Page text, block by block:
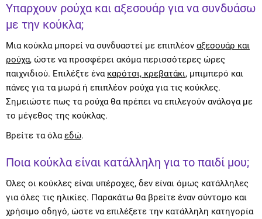
Υπαρχουν ρούχα και αξεσουάρ για να συνδυάσω
με την κούκλα;
Μια κούκλα μπορεί να συνδυαστεί με επιπλέον αξεσουάρ και
ρούχα, ώστε να προσφέρει ακόμα περισσότερες ώρες
παιχνιδιού. Επιλέξτε ένα καρότσι, κρεβατάκι, μπιμπερό και
πάνες για τα μωρά ή επιπλέον ρούχα για τις κούκλες.
Σημειώστε πως τα ρούχα θα πρέπει να επιλεγούν ανάλογα με
το μέγεθος της κούκλας.
Βρείτε τα όλα εδώ.
Ποια κούκλα είναι κατάλληλη για το παιδί μου;
Όλες οι κούκλες είναι υπέροχες, δεν είναι όμως κατάλληλες
για όλες τις ηλικίες. Παρακάτω θα βρείτε έναν σύντομο και
χρήσιμο οδηγό, ώστε να επιλέξετε την κατάλληλη κατηγορία